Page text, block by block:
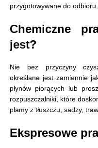
przygotowywane do odbioru.
Chemiczne
jest?
Nie bez przyczyny
określane jest zamiennie
płynów piorących lub
rozpuszczalniki, które
plamy z tłuszczu, sadzy,
Ekspresowe